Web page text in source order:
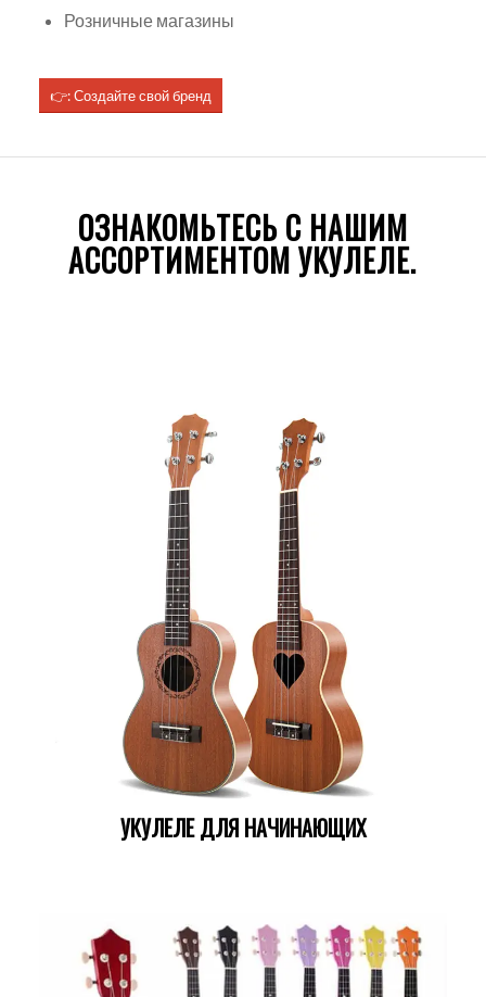
Розничные магазины
👉: Создайте свой бренд
ОЗНАКОМЬТЕСЬ С НАШИМ
АССОРТИМЕНТОМ УКУЛЕЛЕ.
УКУЛЕЛЕ ДЛЯ НАЧИНАЮЩИХ